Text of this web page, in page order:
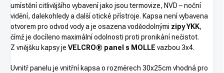
umístění citlivějšího vybavení jako jsou termovize, NVD – noční
vidění, dalekohledy a další otické přístroje. Kapsa není vybavena
otvorem pro odvod vody a je osazena voděodolnými zipy YKK,
čímž je docíleno maximální odolnosti proti pronikání nečistot.
Z vnějšku kapsy je VELCRO® panel s MOLLE vazbou 3x4.
Uvnitř panelu je vnitřní kapsa o rozměrech 30x25cm vhodná pro